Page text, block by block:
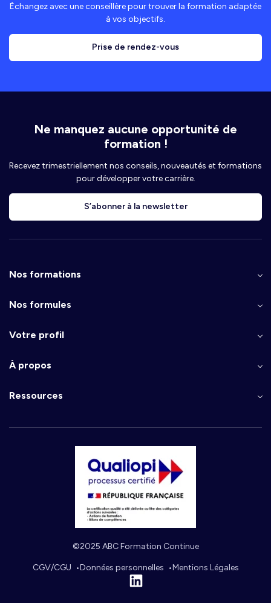
Échangez avec une conseillère pour trouver la formation adaptée
à vos objectifs.
Prise de rendez-vous
Ne manquez aucune opportunité de
formation !
Recevez trimestriellement nos conseils, nouveautés et formations
pour développer votre carrière.
S’abonner à la newsletter
Nos formations
Nos formules
Votre profil
À propos
Ressources
©2025 ABC Formation Continue
CGV/CGU Données personnelles
Mentions Légales
Linkedin